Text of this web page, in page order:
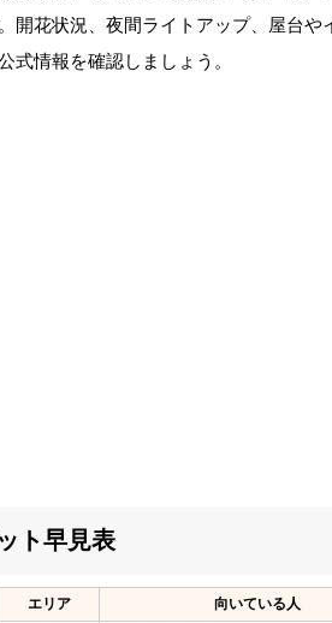
開花状況、夜間ライトアップ、屋台や
式情報を確認しましょう。
ト早見表
エリア
向いている人